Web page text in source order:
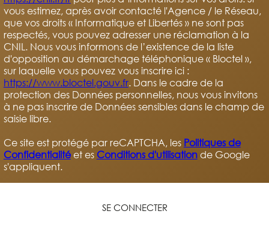
vous estimez, après avoir contacté l'Agence / le Réseau,
que vos droits « Informatique et Libertés » ne sont pas
respectés, vous pouvez adresser une réclamation à la
CNIL. Nous vous informons de l’existence de la liste
d'opposition au démarchage téléphonique « Bloctel »,
sur laquelle vous pouvez vous inscrire ici :
https://www.bloctel.gouv.fr. Dans le cadre de la
protection des Données personnelles, nous vous invitons
à ne pas inscrire de Données sensibles dans le champ de
saisie libre.
Ce site est protégé par reCAPTCHA, les Politiques de
Confidentialitéet es Conditions d'utilisationde Google
s'appliquent.
SE CONNECTER